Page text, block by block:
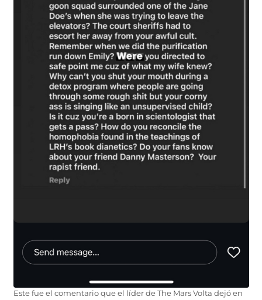
Este fue el comentario que el líder de The Mars Volta dejó en